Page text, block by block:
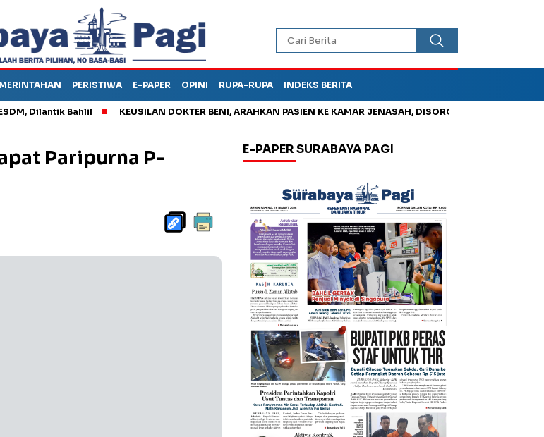
PERISTIWA E-PAPER OPINI RUPA-RUPA INDEKS BERITA
Bahlil KEUSILAN DOKTER BENI, ARAHKAN PASIEN KE KAMAR JENASAH, DISOROT
Paripurna P-
E-PAPER SURABAYA PAGI